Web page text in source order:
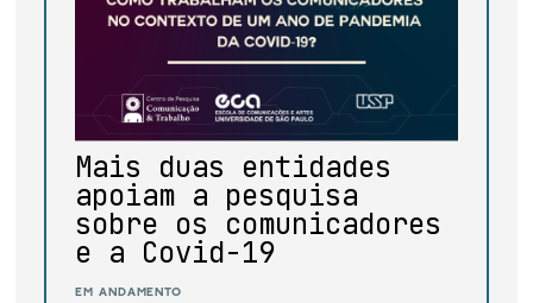
base de dados
publicações na mídia
Mais duas entidades
apoiam a pesquisa
sobre os comunicadores
e a Covid-19
em andamento